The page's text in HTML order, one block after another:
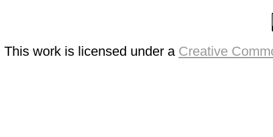
This work is licensed under a Creative